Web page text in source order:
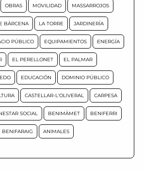
OBRAS MOVILIDAD MASSARROJOS
BÀRCENA LA TORRE JARDINERÍA
PÚBLICO EQUIPAMIENTOS ENERGÍA
EL PERELLONET EL PALMAR
EDUCACIÓN DOMINIO PÚBLICO
CASTELLAR-L'OLIVERAL CARPESA
SOCIAL BENIMÀMET BENIFERRI
BENIFARAIG ANIMALES